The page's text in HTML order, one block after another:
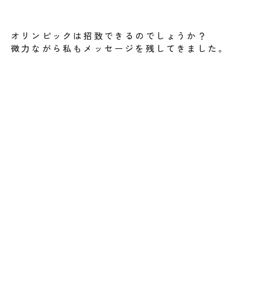
オリンピックは招致できるのでしょうか？
微力ながら私もメッセージを残してきました。